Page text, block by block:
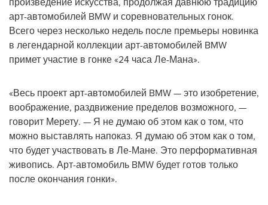
арт-автомобилей BMW и соревновательных гонок.
Всего через несколько недель после премьеры новинка
в легендарной коллекции арт-автомобилей BMW
примет участие в гонке «24 часа Ле-Мана».
«Весь проект арт-автомобилей BMW — это изобретение,
воображение, раздвижение пределов возможного, —
говорит Мерету. — Я не думаю об этом как о том, что
можно выставлять напоказ. Я думаю об этом как о том,
что будет участвовать в Ле-Мане. Это перформативная
живопись. Арт-автомобиль BMW будет готов только
после окончания гонки».